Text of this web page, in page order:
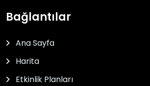
Bağlantılar
Ana Sayfa
Harita
Etkinlik Planları